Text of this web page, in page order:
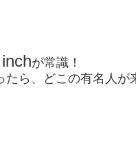
が常識！
たら、どこの有名人が